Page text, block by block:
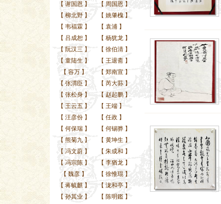
【 谢国恩 】 【 周国恩 】
【 柳北野 】 【 姚肇槐 】
【 韦福霖 】 【 袁浦 】
【 吕成恕 】 【 杨犹龙 】
【 阮汉三 】 【 徐伯清 】
【 童陆生 】 【 王退斋 】
【 容万 】 【 郑南宣 】
【 张渭臣 】 【 芮大荪 】
【 张松身 】 【 赵起鹏 】
【 王云五 】 【 王端 】
【 汪彦份 】 【 任政 】
【 何保瑞 】 【 何锡骅 】
【 熊菊九 】 【 黄坤生 】
【 冯文蔚 】 【 朱成和 】
【 冯宗陈 】 【 李猶龙 】
【 魏彦 】 【 徐惟琨 】
【 蒋毓麒 】 【 泷和亭 】
【 孙其业 】 【 陈明鑑 】